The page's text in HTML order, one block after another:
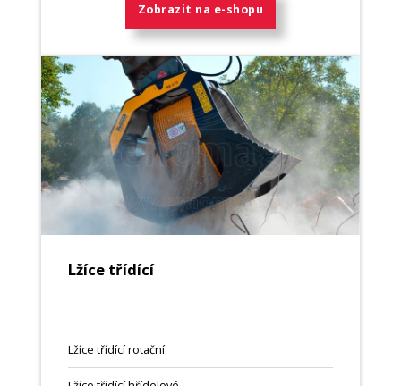
Zobrazit na e-shopu
Lžíce třídící
Lžíce třídící rotační